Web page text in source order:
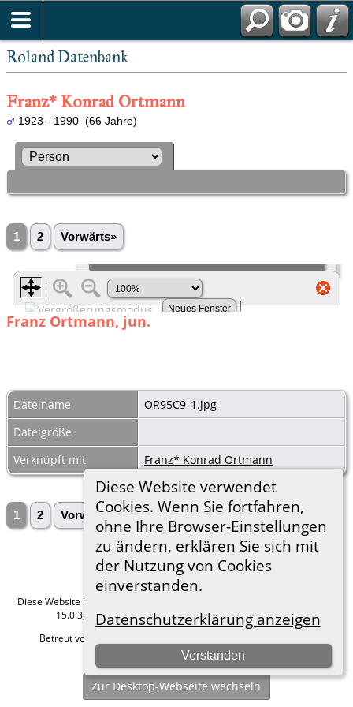
Roland Datenbank
Diese Website verwendet
Cookies. Wenn Sie fortfahren,
ohne Ihre Browser-Einstellungen
zu ändern, erklären Sie sich mit
der Nutzung von Cookies
einverstanden.
Datenschutzerklärung anzeigen
Verstanden
Franz* Konrad Ortmann
1923 - 1990 (66 Jahre)
1 2 Vorwärts»
Franz Ortmann, jun.
Dateiname
OR95C9_1.jpg
Dateigröße
Verknüpft mit
Franz* Konrad Ortmann
1 2 Vorwärts»
Diese Website läuft mit
15.0.3, programmiert von Darrin Lythgoe © 2001-2026.
Betreut von
Hier geht es zum Impressum
Zur Desktop-Webseite wechseln